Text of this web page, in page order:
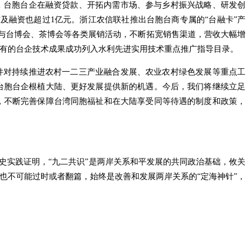
胞台企在融资贷款、开拓内需市场、参与乡村振兴战略、研发创
融资也超过1亿元。浙江农信联社推出台胞台商专属的“台融卡”产
台博会、茶博会等各类展销活动，不断拓宽销售渠道，营收大幅增
台企技术成果成功列入水利先进实用技术重点推广指导目录。
持续推进农村一二三产业融合发展、农业农村绿色发展等重点工
台企根植大陆、更好发展提供新的机遇。今后，我们将继续立足
断完善保障台湾同胞福祉和在大陆享受同等待遇的制度和政策，
践证明，“九二共识”是两岸关系和平发展的共同政治基础，攸关
可能过时或者翻篇，始终是改善和发展两岸关系的“定海神针”，